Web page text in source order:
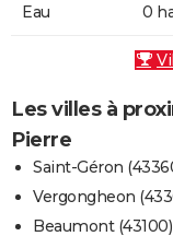
Eau 0
Les villes à
Pierre
Saint-Géron
Vergongheon
Beaumont (43100)